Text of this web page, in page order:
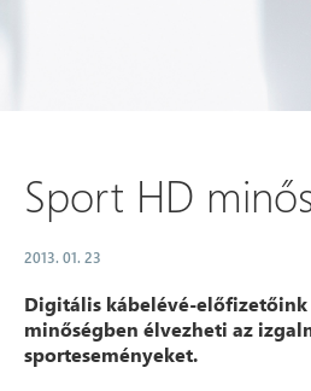
Sport HD
2013. 01. 23
Digitális kábelévé-előfizetőink
minőségben élvezheti az
sporteseményeket.